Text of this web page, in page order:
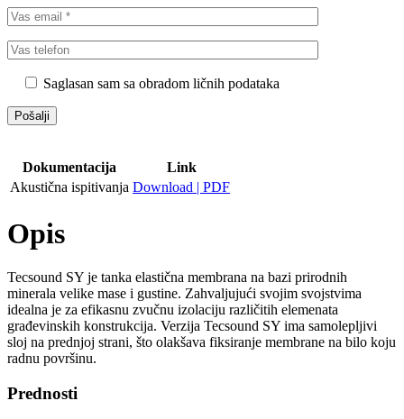
Saglasan sam sa obradom ličnih podataka
Dokumentacija
Link
Akustična ispitivanja Download | PDF
Opis
Tecsound SY je tanka elastična membrana na bazi prirodnih
minerala velike mase i gustine. Zahvaljujući svojim svojstvima
idealna je za efikasnu zvučnu izolaciju različitih elemenata
građevinskih konstrukcija. Verzija Tecsound SY ima samolepljivi
sloj na prednjoj strani, što olakšava fiksiranje membrane na bilo koju
radnu površinu.
Prednosti